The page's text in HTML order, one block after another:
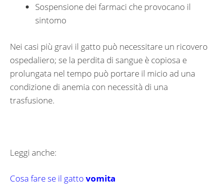
Sospensione dei farmaci che provocano il
sintomo
Nei casi più gravi il gatto può necessitare un ricovero
ospedaliero; se la perdita di sangue è copiosa e
prolungata nel tempo può portare il micio ad una
condizione di anemia con necessità di una
trasfusione.
Leggi anche:
Cosa fare se il gatto vomita